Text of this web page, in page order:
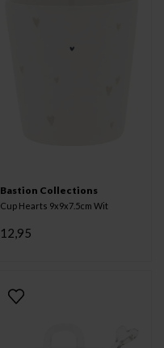
Bastion Collections
Cup Hearts 9x9x7.5cm Wit
12,95